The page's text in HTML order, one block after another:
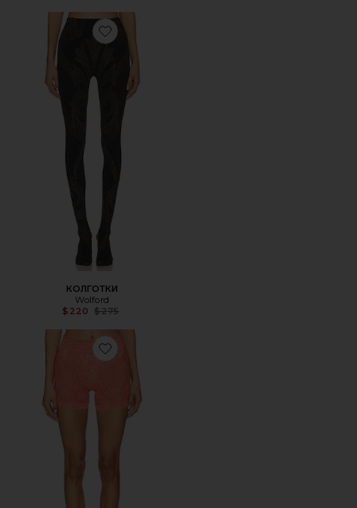
Favorite КОЛГОТКИ
КОЛГОТКИ
Wolford
$220
Previous price:
$275
Favorite ТРУСЫ-ШОРТЫ